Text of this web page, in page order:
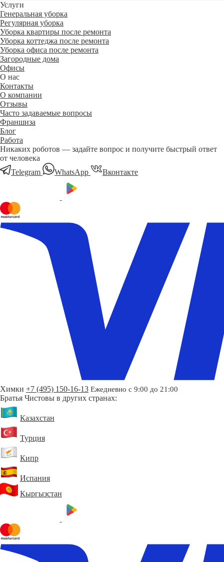
Услуги
Генеральная уборка
Регулярная уборка
Уборка квартиры после ремонта
Уборка коттеджа после ремонта
Уборка офиса после ремонта
Загородные дома
Офисы
О нас
Контакты
О компании
Отзывы
Часто задаваемые вопросы
Франшиза
Блог
Работа
Никаких роботов — задайте вопрос и получите быстрый ответ
от человека
Telegram
WhatsApp Вконтакте
Химки +7 (495) 150-16-13 Ежедневно с 9:00 до 21:00
Братья Чистовы в других странах:
Казахстан
Турция
Кипр
Испания
Кыргызстан